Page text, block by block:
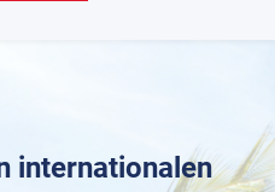
internationalen